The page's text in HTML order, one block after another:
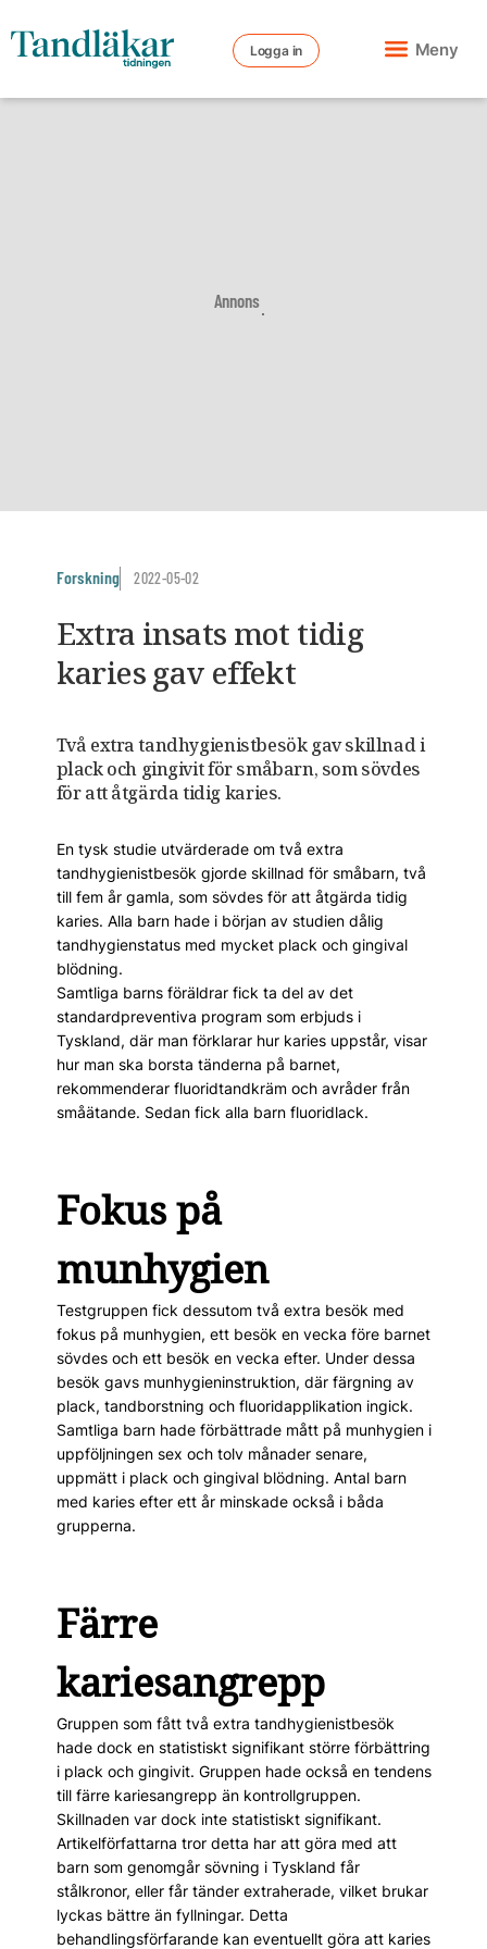
Logga in Meny
Annons
Forskning 2022-05-02
Extra insats mot tidig
karies gav effekt
Två extra tandhygienistbesök gav skillnad i
plack och gingivit för småbarn, som sövdes
för att åtgärda tidig karies.
En tysk studie utvärderade om två extra
tandhygienistbesök gjorde skillnad för småbarn, två
till fem år gamla, som sövdes för att åtgärda tidig
karies. Alla barn hade i början av studien dålig
tandhygienstatus med mycket plack och gingival
blödning.
Samtliga barns föräldrar fick ta del av det
standardpreventiva program som erbjuds i
Tyskland, där man förklarar hur karies uppstår, visar
hur man ska borsta tänderna på barnet,
rekommenderar fluoridtandkräm och avråder från
småätande. Sedan fick alla barn fluoridlack.
Fokus på
munhygien
Testgruppen fick dess­utom två extra besök med
fokus på munhygien, ett besök en vecka före barnet
sövdes och ett besök en vecka efter. Under dessa
besök gavs munhygieninstruktion, där färgning av
plack, tandborstning och fluoridapplikation ingick.
Samtliga barn hade förbättrade mått på munhygien i
uppföljningen sex och tolv månader senare,
uppmätt i plack och gingival blödning. Antal barn
med karies efter ett år minskade också i båda
grupperna.
Färre
kariesangrepp
Gruppen som fått två extra tandhygienistbesök
hade dock en statistiskt signifikant större förbättring
i plack och gingivit. Gruppen hade också en tendens
till färre kariesangrepp än kontrollgruppen.
Skillnaden var dock inte statistiskt signifikant.
Artikelförfattarna tror detta har att göra med att
barn som genomgår sövning i Tyskland får
stålkronor, eller får tänder extraherade, vilket brukar
lyckas bättre än fyllningar. Detta
behandlingsförfarande kan eventuellt göra att karies